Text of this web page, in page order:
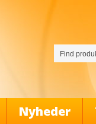
Nyheder